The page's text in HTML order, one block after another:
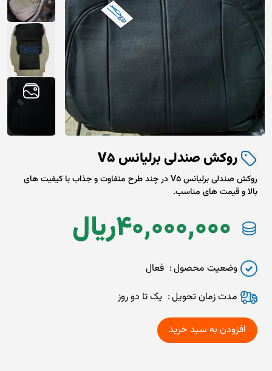
روکش صندلی برلیانس V5
روکش صندلی برلیانس V5 در چند طرح متفاوت و جذاب با کیفیت های
بالا و قیمت های مناسب.
ريال40,000,000
وضعیت محصول
فعال
مدت زمان تحويل
یک تا دو روز